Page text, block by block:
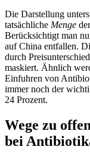
Die Darstellung
tatsächliche Menge
Berücksichtigt man
auf China entfallen.
durch
maskiert. Ähnlich
Einfuhren von
immer noch der
24 Prozent.
Wege zu
bei